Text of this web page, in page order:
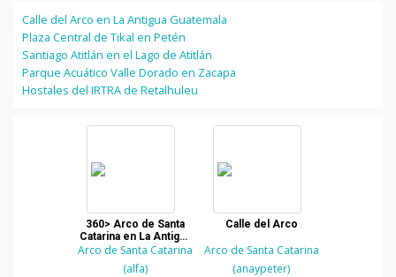
Calle del Arco en La Antigua Guatemala
Plaza Central de Tikal en Petén
Santiago Atitlán en el Lago de Atitlán
Parque Acuático Valle Dorado en Zacapa
Hostales del IRTRA de Retalhuleu
360> Arco de Santa
Catarina en La Antigua
Guatemala
Arco de Santa Catarina
(alfa)
Calle del Arco
Arco de Santa Catarina
(anaypeter)